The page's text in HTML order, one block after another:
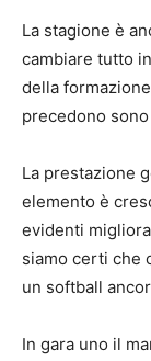
La stagione è
cambiare tutto
della
precedono
La prestazione
elemento è
evidenti
siamo certi che
un softball
In gara uno il